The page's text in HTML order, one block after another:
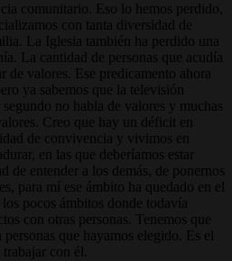
comunitario. Eso lo hemos perdido,
con tanta diversidad de
La Iglesia también ha perdido una
La cantidad de personas que acudía
de valores. Ese predicamento ahora
ya sabemos que la televisión
no habla de valores y muchas
Creo que hay un déficit en
de convivencia y vivimos en
en las que deberíamos estar
de entender a los demás, de ponernos
para mí ese ámbito ha quedado en el
los pocos ámbitos donde todavía
con otras personas. Tenemos que
que hayamos elegido. Es el
con él.